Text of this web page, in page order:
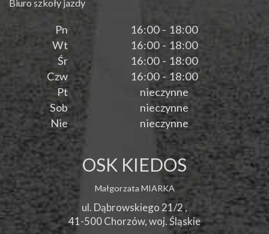
Biuro szkoły jazdy
Pn
16:00 - 18:00
Wt
16:00 - 18:00
Śr
16:00 - 18:00
Czw
16:00 - 18:00
Pt
nieczynne
Sob
nieczynne
Nie
nieczynne
OSK KIEDOS
Małgorzata MIARKA
ul. Dąbrowskiego 21/2 ,
41-500Chorzów, woj.Śląskie